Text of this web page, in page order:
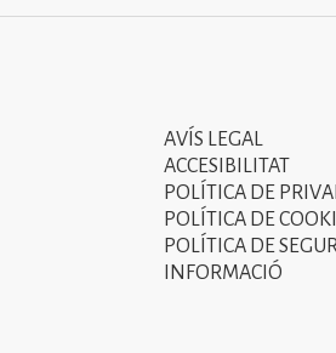
Tercer
menú
peu
AVÍS LEGAL
ACCESIBILITAT
POLÍTICA DE
POLÍTICA DE
POLÍTICA DE
INFORMACIÓ